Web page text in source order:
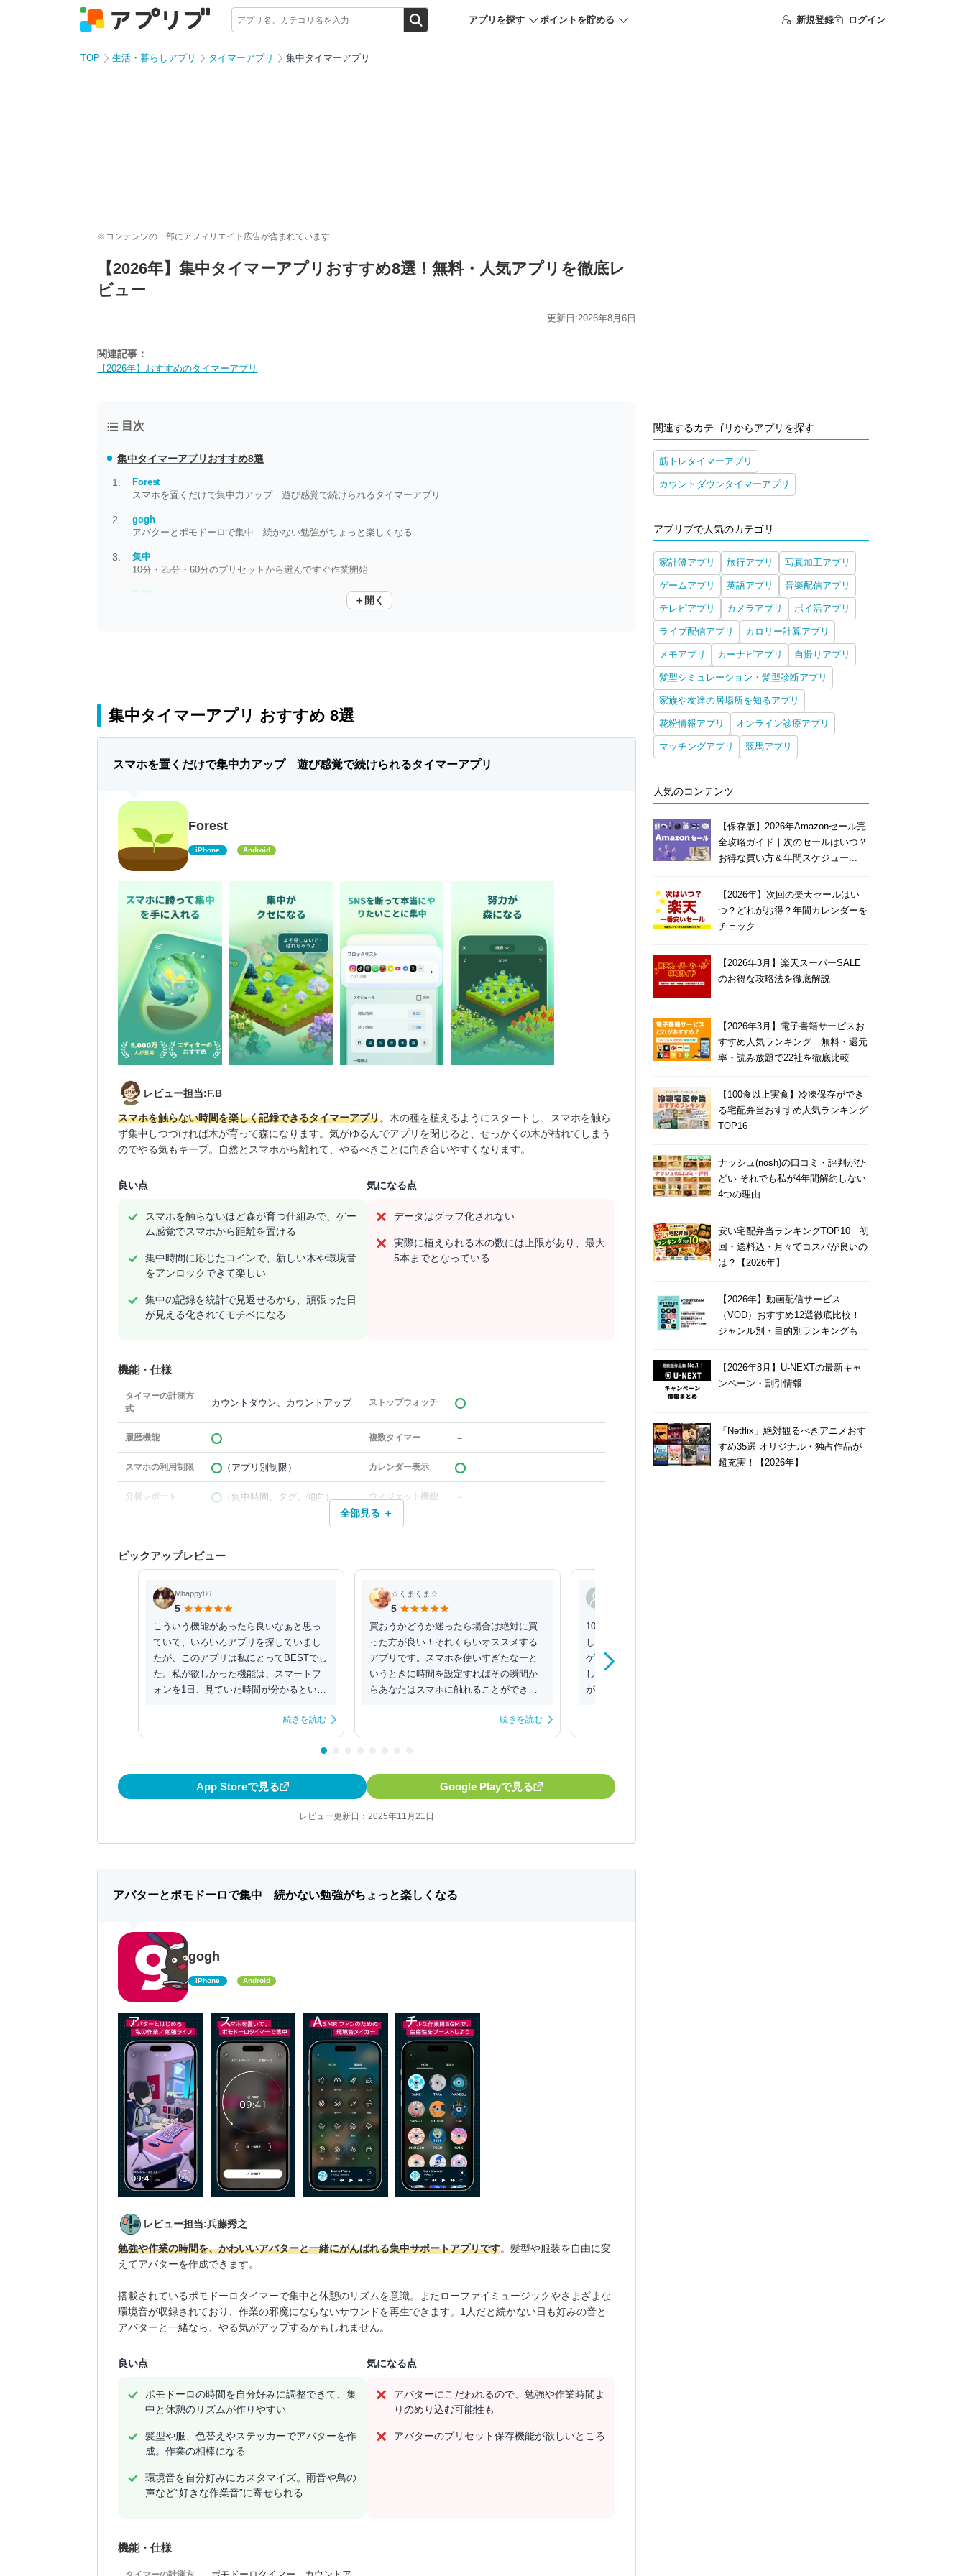
アプリを探す ポイントを貯める 新規登録 ログイン
TOP 生活・暮らしアプリ タイマーアプリ 集中タイマーアプリ
※コンテンツの一部にアフィリエイト広告が含まれています
【2026年】集中タイマーアプリおすすめ8選！無料・人気アプリを徹底レ
ビュー
更新日:2026年8月6日
関連記事：
【2026年】おすすめのタイマーアプリ
目次
集中タイマーアプリおすすめ8選
Forest
スマホを置くだけで集中力アップ 遊び感覚で続けられるタイマーアプリ
gogh
アバターとポモドーロで集中 続かない勉強がちょっと楽しくなる
集中
10分・25分・60分のプリセットから選んですぐ作業開始
作業や睡眠用に 波音や雨音など、心が落ち着く環境音で効率アップ
＋開く
集中タイマーアプリ おすすめ 8選
スマホを置くだけで集中力アップ 遊び感覚で続けられるタイマーアプリ
Forest
iPhone Android
レビュー担当:F.B
スマホを触らない時間を楽しく記録できるタイマーアプリ。木の種を植えるようにスタートし、スマホを触ら
ず集中しつづければ木が育って森になります。気がゆるんでアプリを閉じると、せっかくの木が枯れてしまう
のでやる気もキープ。自然とスマホから離れて、やるべきことに向き合いやすくなります。
良い点
スマホを触らないほど森が育つ仕組みで、ゲー
ム感覚でスマホから距離を置ける
集中時間に応じたコインで、新しい木や環境音
をアンロックできて楽しい
集中の記録を統計で見返せるから、頑張った日
が見える化されてモチベになる
気になる点
データはグラフ化されない
実際に植えられる木の数には上限があり、最大
5本までとなっている
機能・仕様
タイマーの計測方
式
カウントダウン、カウントアップ ストップウォッチ
履歴機能 複数タイマー －
スマホの利用制限 （アプリ別制限） カレンダー表示
分析レポート （集中時間、タグ、傾向） ウィジェット機能 －
全部見る ＋
ピックアップレビュー
Mhappy86
5
こういう機能があったら良いなぁと思っ
ていて、いろいろアプリを探していまし
たが、このアプリは私にとってBESTでし
た。私が欲しかった機能は、スマートフ
ォンを1日、見ていた時間が分かるという
続きを読む
☆くまくま☆
5
買おうかどうか迷ったら場合は絶対に買
った方が良い！それくらいオススメする
アプリです。スマホを使いすぎたなーと
いうときに時間を設定すればその瞬間か
らあなたはスマホに触れることができな
続きを読む
10分から120分まで時間を設定でき、設定
した時間内にスマホをいじってしまうと
ゲーム内の木が枯れてしまいます。設定
した時間の間スマホをいじらなければ木
が成長し、コインが貰えます。コインを
App Storeで見る Google Playで見る
レビュー更新日：2025年11月21日
アバターとポモドーロで集中 続かない勉強がちょっと楽しくなる
gogh
iPhone Android
レビュー担当:兵藤秀之
勉強や作業の時間を、かわいいアバターと一緒にがんばれる集中サポートアプリです。髪型や服装を自由に変
えてアバターを作成できます。
搭載されているポモドーロタイマーで集中と休憩のリズムを意識。またローファイミュージックやさまざまな
環境音が収録されており、作業の邪魔にならないサウンドを再生できます。1人だと続かない日も好みの音と
アバターと一緒なら、やる気がアップするかもしれません。
良い点
ポモドーロの時間を自分好みに調整できて、集
中と休憩のリズムが作りやすい
髪型や服、色替えやステッカーでアバターを作
成。作業の相棒になる
環境音を自分好みにカスタマイズ。雨音や鳥の
声など“好きな作業音”に寄せられる
気になる点
アバターにこだわれるので、勉強や作業時間よ
りのめり込む可能性も
アバターのプリセット保存機能が欲しいところ
機能・仕様
ポモドーロタイマー、カウントア
関連するカテゴリからアプリを探す
筋トレタイマーアプリ
カウントダウンタイマーアプリ
アプリブで人気のカテゴリ
家計簿アプリ 旅行アプリ 写真加工アプリ
ゲームアプリ 英語アプリ 音楽配信アプリ
テレビアプリ カメラアプリ ポイ活アプリ
ライブ配信アプリ カロリー計算アプリ
メモアプリ カーナビアプリ 自撮りアプリ
髪型シミュレーション・髪型診断アプリ
家族や友達の居場所を知るアプリ
花粉情報アプリ オンライン診療アプリ
マッチングアプリ 競馬アプリ
人気のコンテンツ
【保存版】2026年Amazonセール完
全攻略ガイド｜次のセールはいつ？
お得な買い方＆年間スケジュー...
【2026年】次回の楽天セールはい
つ？どれがお得？年間カレンダーを
チェック
【2026年3月】楽天スーパーSALE
のお得な攻略法を徹底解説
【2026年3月】電子書籍サービスお
すすめ人気ランキング｜無料・還元
率・読み放題で22社を徹底比較
【100食以上実食】冷凍保存ができ
る宅配弁当おすすめ人気ランキング
TOP16
ナッシュ(nosh)の口コミ・評判がひ
どい それでも私が4年間解約しない
4つの理由
安い宅配弁当ランキングTOP10｜初
回・送料込・月々でコスパが良いの
は？【2026年】
【2026年】動画配信サービス
（VOD）おすすめ12選徹底比較！
ジャンル別・目的別ランキングも
【2026年8月】U-NEXTの最新キャ
ンペーン・割引情報
「Netflix」絶対観るべきアニメおす
すめ35選 オリジナル・独占作品が
超充実！【2026年】